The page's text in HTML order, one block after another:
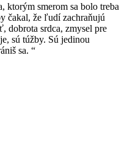
ktorým smerom sa bolo treba
čakal, že ľudí zachraňujú
dobrota srdca, zmysel pre
sú túžby. Sú jedinou
sa.